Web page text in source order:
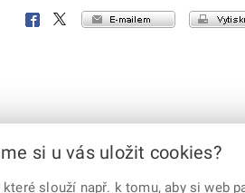
e-mailem
X
Facebook
si u vás uložit cookies?
slouží např. k tomu, aby si web